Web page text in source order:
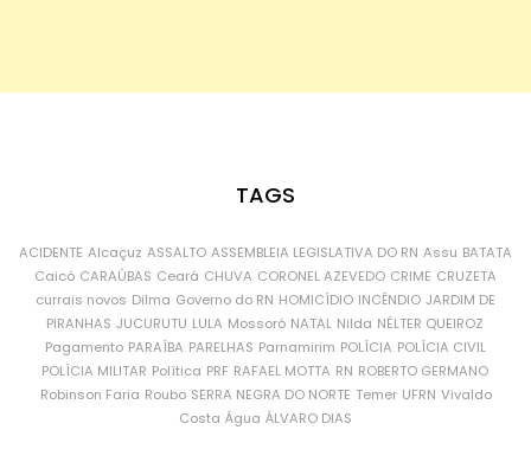
TAGS
ACIDENTE Alcaçuz ASSALTO ASSEMBLEIA LEGISLATIVA DO RN Assu BATATA
Caicó CARAÚBAS Ceará CHUVA CORONEL AZEVEDO CRIME CRUZETA
currais novos Dilma Governo do RN HOMICÍDIO INCÊNDIO JARDIM DE
PIRANHAS JUCURUTU LULA Mossoró NATAL Nilda NÉLTER QUEIROZ
Pagamento PARAÍBA PARELHAS Parnamirim POLÍCIA POLÍCIA CIVIL
POLÍCIA MILITAR Política PRF RAFAEL MOTTA RN ROBERTO GERMANO
Robinson Faria Roubo SERRA NEGRA DO NORTE Temer UFRN Vivaldo
Costa Água ÁLVARO DIAS